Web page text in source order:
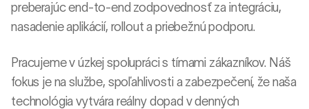
preberajúc end-to-end zodpovednosť za integráciu,
nasadenie aplikácií, rollout a priebežnú podporu.
Pracujeme v úzkej spolupráci s tímami zákazníkov. Náš
fokus je na službe, spoľahlivosti a zabezpečení, že naša
technológia vytvára reálny dopad v denných